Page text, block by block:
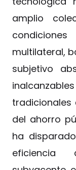
amplio
multilateral,
subjetivo
del ahorro
ha
eficiencia